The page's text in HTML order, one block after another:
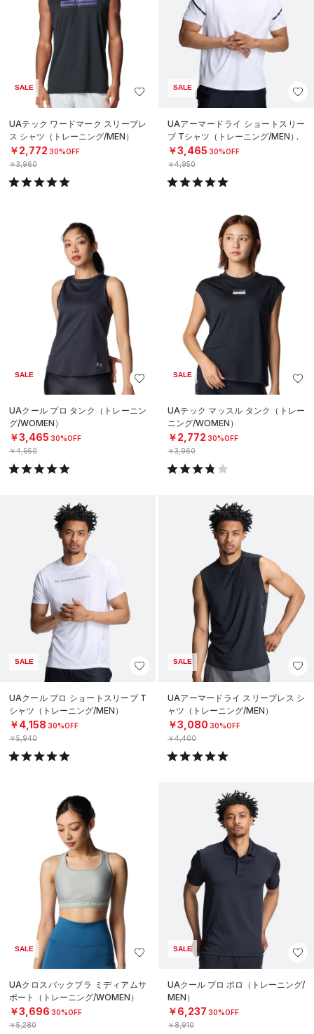
SALE
UAテック ワードマーク スリーブレ
ス シャツ（トレーニング/MEN）
￥2,772 30%OFF
￥3,960
SALE
UAアーマードライ ショートスリー
ブ Tシャツ（トレーニング/MEN）
￥3,465 30%OFF
￥4,950
SALE
UAクール プロ タンク（トレーニン
グ/WOMEN）
￥3,465 30%OFF
￥4,950
SALE
UAテック マッスル タンク（トレー
ニング/WOMEN）
￥2,772 30%OFF
￥3,960
SALE
UAクール プロ ショートスリーブ T
シャツ（トレーニング/MEN）
￥4,158 30%OFF
￥5,940
SALE
UAアーマードライ スリーブレス シ
ャツ（トレーニング/MEN）
￥3,080 30%OFF
￥4,400
SALE
UAクロスバックブラ ミディアムサ
ポート（トレーニング/WOMEN）
￥3,696 30%OFF
￥5,280
SALE
UAクール プロ ポロ（トレーニング/
MEN）
￥6,237 30%OFF
￥8,910